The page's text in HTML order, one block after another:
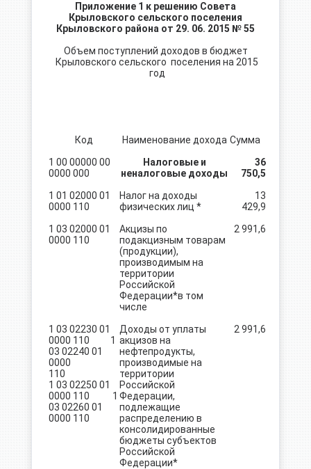
Приложение 1 к решению Совета
Крыловского сельского поселения
Крыловского района от 29. 06. 2015 № 55
Объем поступлений доходов в бюджет
Крыловского сельского поселения на 2015
год
Код Наименование дохода Сумма
1 00 00000 00
0000 000
Налоговые и
неналоговые доходы
36
750,5
1 01 02000 01
0000 110
Налог на доходы
физических лиц *
13
429,9
1 03 02000 01
0000 110
Акцизы по
подакцизным товарам
(продукции),
производимым на
территории
Российской
Федерации*в том
числе
2 991,6
1 03 02230 01
0000 110 1
03 02240 01
0000
110
1 03 02250 01
0000 110 1
03 02260 01
0000 110
Доходы от уплаты
акцизов на
нефтепродукты,
производимые на
территории
Российской
Федерации,
подлежащие
распределению в
консолидированные
бюджеты субъектов
Российской
Федерации*
2 991,6